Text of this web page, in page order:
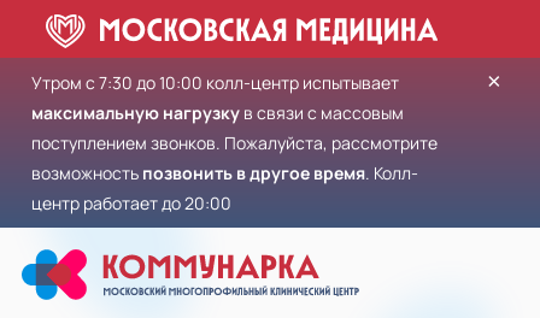
Утром с 7:30 до 10:00 колл-центр испытывает
максимальную нагрузку в связи с массовым
поступлением звонков. Пожалуйста, рассмотрите
возможность позвонить в другое время. Колл-
центр работает до 20:00
×